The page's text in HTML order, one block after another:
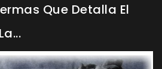
Que Detalla El